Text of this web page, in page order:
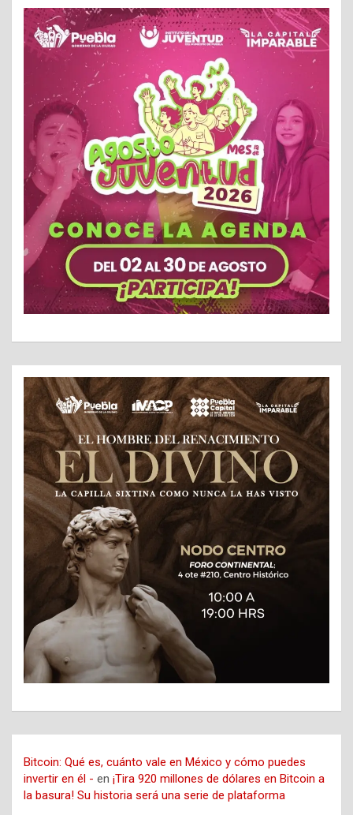
Bitcoin: Qué es, cuánto vale en México y cómo puedes
invertir en él - en ¡Tira 920 millones de dólares en Bitcoin a
la basura! Su historia será una serie de plataforma